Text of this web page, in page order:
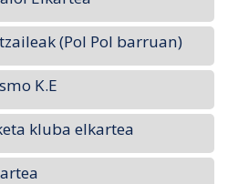
(Pol Pol barruan)
K.E
kluba elkartea